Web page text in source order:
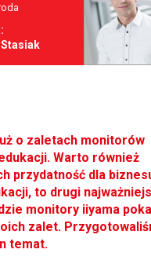
Stasiak
o zaletach monitorów
Warto również
przydatność dla
to drugi
monitory iiyama
zalet.
temat.